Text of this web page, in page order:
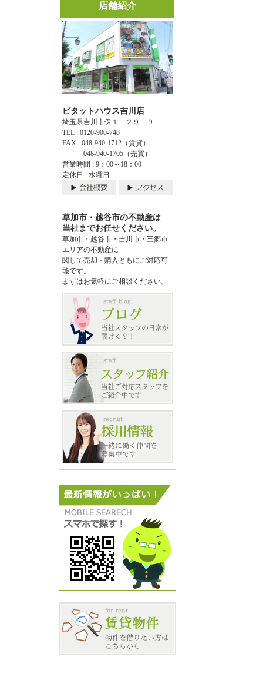
店舗紹介
ピタットハウス吉川店
埼玉県吉川市保１－２９－９
TEL : 0120-900-748
FAX : 048-940-1712（賃貸）
048-940-1705（売買）
営業時間 : 9：00～18：00
定休日 : 水曜日
草加市・越谷市の不動産は
当社までお任せください。
草加市・越谷市・吉川市・三郷市
エリアの不動産に
関して売却・購入ともにご対応可
能です。
まずはお気軽にご相談ください。